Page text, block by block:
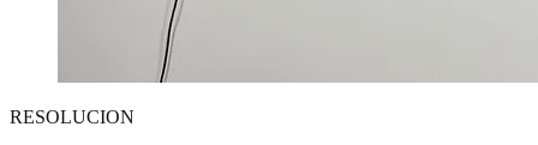
RESOLUCION